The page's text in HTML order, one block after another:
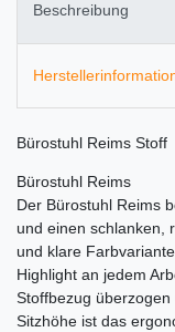
Beschreibung
Bürostuhl Reims Stoff
Bürostuhl Reims
Der Bürostuhl Reims
und einen schlanken,
und klare
Highlight an jedem
Stoffbezug
Sitzhöhe ist das